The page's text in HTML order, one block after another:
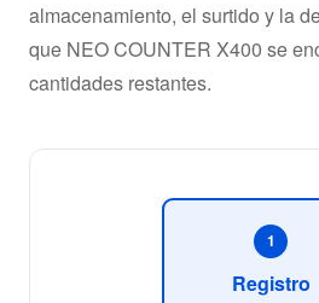
almacenamiento, el surtido y la
que NEO COUNTER X400 se
cantidades restantes.
1
Registro